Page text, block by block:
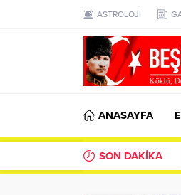
ASTROLOJİ
ANASAYFA
SON DAKİKA